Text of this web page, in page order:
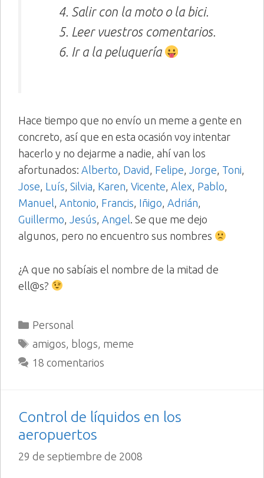
Salir con la moto o la bici.
Leer vuestros comentarios.
Ir a la peluquería
Hace tiempo que no envío un meme a gente en
concreto, así que en esta ocasión voy intentar
hacerlo y no dejarme a nadie, ahí van los
afortunados: Alberto David Felipe Jorge Toni
Jose Luís Silvia Karen Vicente Alex Pablo
Manuel Antonio Francis Iñigo Adrián
Guillermo
Jesús Angel . Se que me dejo
algunos, pero no encuentro sus nombres
¿A que no sabíais el nombre de la mitad de
ell@s?
Categorías
Personal
Etiquetas
amigos blogs meme
18 comentarios
Control de líquidos en los
aeropuertos
29 de septiembre de 2008